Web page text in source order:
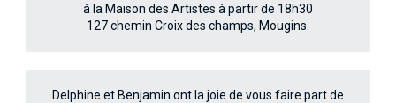
à la Maison des Artistes à partir de 18h30
127 chemin Croix des champs, Mougins.
Delphine et Benjamin ont la joie de vous faire part de